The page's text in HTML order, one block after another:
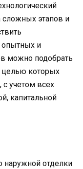
сложных этапов и
опытных и
можно подобрать
целью которых
с учетом всех
капитальной
наружной отделки